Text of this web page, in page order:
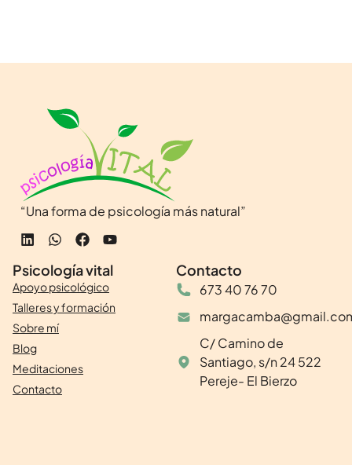
“Una forma de psicología más natural”
Psicología vital
Apoyo psicológico
Talleres y formación
Sobre mí
Blog
Meditaciones
Contacto
Contacto
673 40 76 70
C/ Camino de
Santiago, s/n 24 522
Pereje- El Bierzo